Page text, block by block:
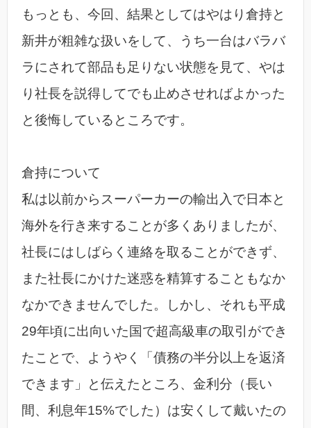
もっとも、今回、結果としてはやはり倉持と
新井が粗雑な扱いをして、うち一台はバラバ
ラにされて部品も足りない状態を見て、やは
り社長を説得してでも止めさせればよかった
と後悔しているところです。
倉持について
私は以前からスーパーカーの輸出入で日本と
海外を行き来することが多くありましたが、
社長にはしばらく連絡を取ることができず、
また社長にかけた迷惑を精算することもなか
なかできませんでした。しかし、それも平成
29年頃に出向いた国で超高級車の取引ができ
たことで、ようやく「債務の半分以上を返済
できます」と伝えたところ、金利分（長い
間、利息年15%でした）は安くして戴いたの